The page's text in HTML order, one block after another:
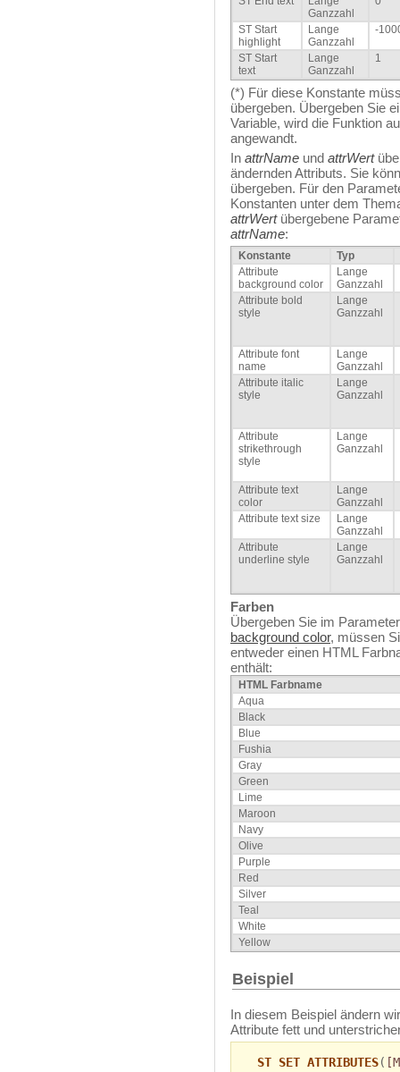
Ganzzahl
ST Start
highlight
Lange
Ganzzahl
-
ST Start
text
Lange
Ganzzahl
1
(*) Für diese Konstante
übergeben. Übergeben Sie
Variable, wird die Funktion
angewandt.
In attrName und attrWert
ändernden Attributs. Sie
übergeben. Für den
Konstanten unter dem
attrWertübergebene
attrName:
Konstante
Typ
Attribute
background color
Lange
Ganzzahl
Attribute bold
style
Lange
Ganzzahl
Attribute font
name
Lange
Ganzzahl
Attribute italic
style
Lange
Ganzzahl
Attribute
strikethrough
style
Lange
Ganzzahl
Attribute text
color
Lange
Ganzzahl
Attribute text size
Lange
Ganzzahl
Attribute
underline style
Lange
Ganzzahl
Farben
Übergeben Sie im
background color, müssen
entweder einen HTML
enthält:
HTML Farbname
Aqua
Black
Blue
Fushia
Gray
Green
Lime
Maroon
Navy
Olive
Purple
Red
Silver
Teal
White
Yellow
Beispiel
In diesem Beispiel ändern
Attribute fett und
ST SET ATTRIBUTES(